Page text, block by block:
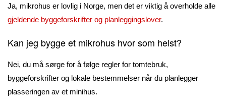
Ja, mikrohus er lovlig i Norge, men det er viktig å overholde alle
gjeldende byggeforskrifter og planleggingslover.
Kan jeg bygge et mikrohus hvor som helst?
Nei, du må sørge for å følge regler for tomtebruk,
byggeforskrifter og lokale bestemmelser når du planlegger
plasseringen av et minihus.